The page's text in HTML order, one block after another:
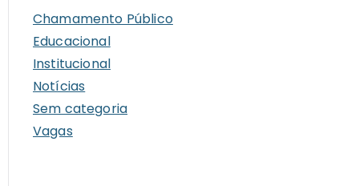
v
o
s
Chamamento Público
Educacional
Institucional
Notícias
Sem categoria
Vagas